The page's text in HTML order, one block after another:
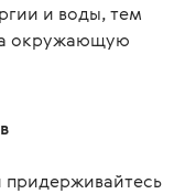
и воды, тем
окружающую
придерживайтесь